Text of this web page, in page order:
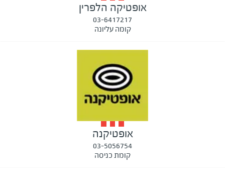
אופטיקה הלפרין
03-6417217
קומה עליונה
אופטיקנה
03-5056754
קומת כניסה